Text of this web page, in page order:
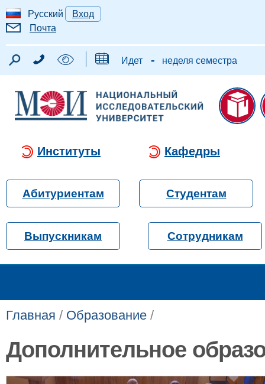
Русский
Вход
Почта
Идет - неделя семестра
Институты Кафедры
Абитуриентам Студентам
Выпускникам Сотрудникам
Главная / Образование /
Дополнительное